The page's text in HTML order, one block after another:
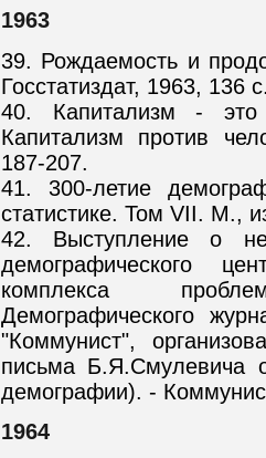
1963
39. Рождаемость и
Госстатиздат, 1963, 136
40. Капитализм -
Капитализм против
187-207.
41. 300-летие
статистике. Том VII. М.,
42. Выступление о
демографического
комплекса
Демографического
"Коммунист",
письма Б.Я.Смулевича
демографии). -
1964